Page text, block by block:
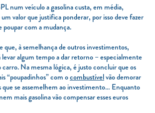
num veículo a gasolina custa, em média,
valor que justifica ponderar, por isso deve fazer
poupar com a mudança.
que, à semelhança de outros investimentos,
algum tempo a dar retorno – especialmente
carro. Na mesma lógica, é justo concluir que os
“poupadinhos” com ocombustívelvão demorar
que se assemelhem ao investimento… Enquanto
mais gasolina vão compensar esses euros